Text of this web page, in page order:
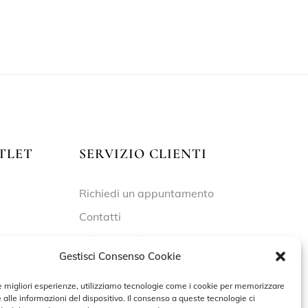
Gestisci Consenso Cookie
migliori esperienze, utilizziamo tecnologie come i cookie per memorizzare
alle informazioni del dispositivo. Il consenso a queste tecnologie ci
SERVIZIO CLIENTI
Richiedi un appuntamento
Contatti
Cookie Policy